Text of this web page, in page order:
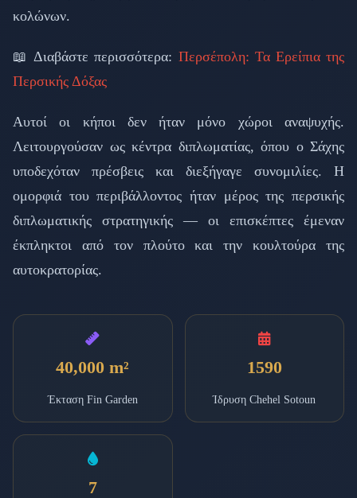
κολώνων.
📖 Διαβάστε περισσότερα: Περσέπολη: Τα Ερείπια της
Περσικής Δόξας
Αυτοί οι κήποι δεν ήταν μόνο χώροι αναψυχής.
Λειτουργούσαν ως κέντρα διπλωματίας, όπου ο Σάχης
υποδεχόταν πρέσβεις και διεξήγαγε συνομιλίες. Η
ομορφιά του περιβάλλοντος ήταν μέρος της περσικής
διπλωματικής στρατηγικής — οι επισκέπτες έμεναν
έκπληκτοι από τον πλούτο και την κουλτούρα της
αυτοκρατορίας.
40,000 m²
Έκταση Fin Garden
1590
Ίδρυση Chehel Sotoun
7